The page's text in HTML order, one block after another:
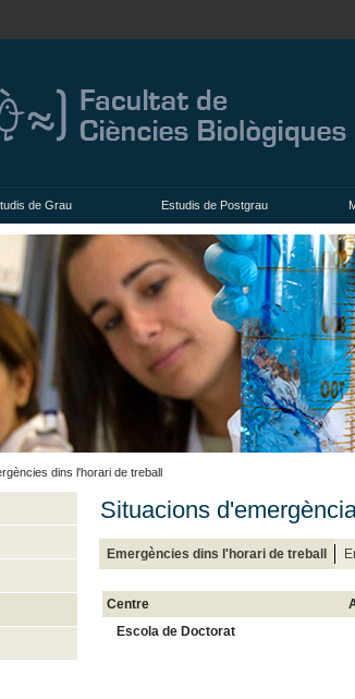
de Grau Estudis de Postgrau
dins l'horari de treball
Situacions
Emergències dins l'horari de treball
Centre
Escola de Doctorat